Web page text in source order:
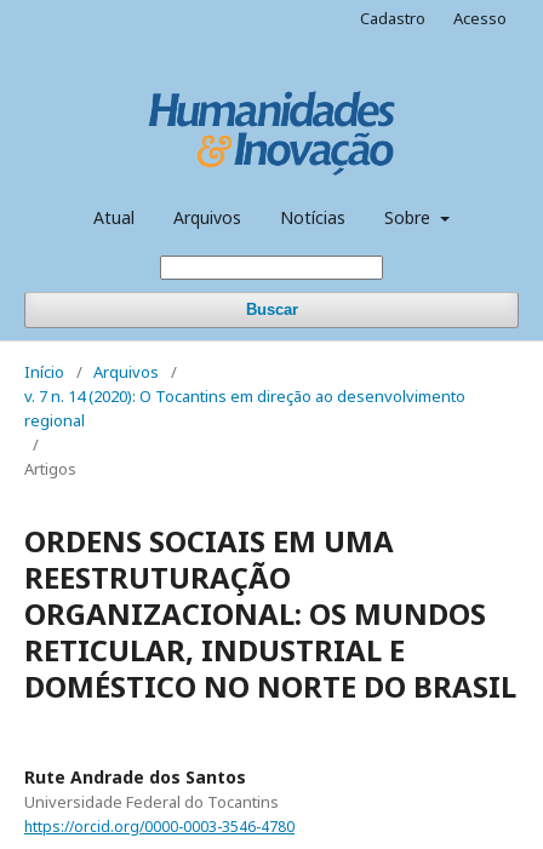
Atual Arquivos Notícias Sobre
Buscar
Cadastro Acesso
Início / Arquivos
/
v. 7 n. 14 (2020): O Tocantins em direção ao desenvolvimento
regional
/
Artigos
ORDENS SOCIAIS EM UMA
REESTRUTURAÇÃO
ORGANIZACIONAL: OS MUNDOS
RETICULAR, INDUSTRIAL E
DOMÉSTICO NO NORTE DO BRASIL
Rute Andrade dos Santos
Universidade Federal do Tocantins
https://orcid.org/0000-0003-3546-4780